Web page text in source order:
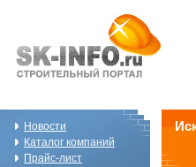
Новости
Каталог компаний
Прайс-лист